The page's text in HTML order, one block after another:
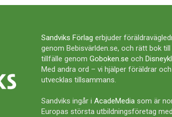
Sandviks Förlag erbjuder
genom Bebisvärlden.se, och rätt bok
tillfälle genom Goboken.se och
Med andra ord – vi hjälper föräldrar
utvecklas tillsammans.
Sandviks ingår i AcadeMedia som är
Europas största utbildningsföretag med